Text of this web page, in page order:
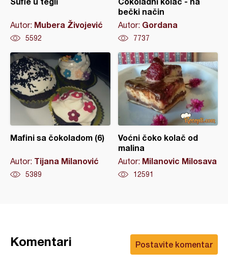
Autor: Mubera Živojević
5592
bečki način
Autor: Gordana
7737
Mafini sa čokoladom (6)
Autor: Tijana Milanović
5389
Voćni čoko kolač od
malina
Autor: Milanovic Milosava
12591
Postavite komentar
Komentari